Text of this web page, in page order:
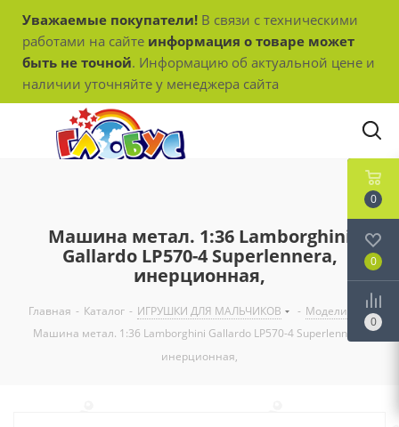
Уважаемые покупатели! В связи с техническими
работами на сайте информация о товаре может
быть не точной. Информацию об актуальной цене и
наличии уточняйте у менеджера сайта
Машина метал. 1:36 Lamborghini
Gallardo LP570-4 Superlennera,
инерционная,
Главная - Каталог - ИГРУШКИ ДЛЯ МАЛЬЧИКОВ - Модели
-
Машина метал. 1:36 Lamborghini Gallardo LP570-4 Superlennera,
инерционная,
0
0
0